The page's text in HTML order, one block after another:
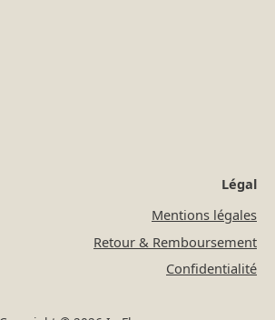
Légal
Mentions légales
Retour & Remboursement
Confidentialité